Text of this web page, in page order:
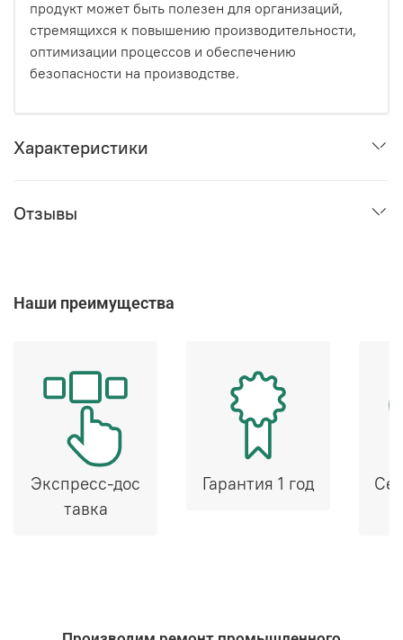
продукт может быть полезен для организаций,
стремящихся к повышению производительности,
оптимизации процессов и обеспечению
безопасности на производстве.
Характеристики
Отзывы
Наши преимущества
Экспресс-дос
тавка
Гарантия 1 год